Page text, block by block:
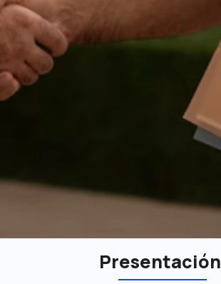
Presentación